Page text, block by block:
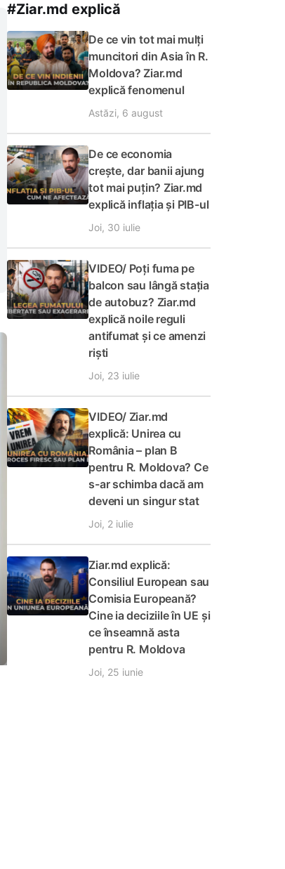
#Ziar.md explică
De ce vin tot mai mulți
muncitori din Asia în R.
Moldova? Ziar.md
explică fenomenul
Astăzi, 6 august
De ce economia
crește, dar banii ajung
tot mai puțin? Ziar.md
explică inflația și PIB-ul
Joi, 30 iulie
VIDEO/ Poți fuma pe
balcon sau lângă stația
de autobuz? Ziar.md
explică noile reguli
antifumat și ce amenzi
riști
Joi, 23 iulie
VIDEO/ Ziar.md
explică: Unirea cu
România – plan B
pentru R. Moldova? Ce
s-ar schimba dacă am
deveni un singur stat
Joi, 2 iulie
Ziar.md explică:
Consiliul European sau
Comisia Europeană?
Cine ia deciziile în UE și
ce înseamnă asta
pentru R. Moldova
Joi, 25 iunie